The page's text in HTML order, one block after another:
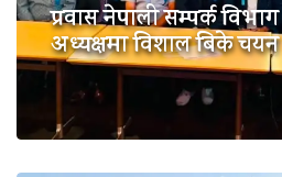
प्रवास नेपाली सम्पर्क
अध्यक्षमा विशाल बिके चयन